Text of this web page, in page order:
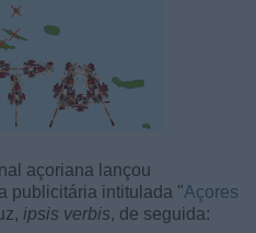
açoriana lançou
publicitária intitulada "Açores
ipsis verbis, de seguida: